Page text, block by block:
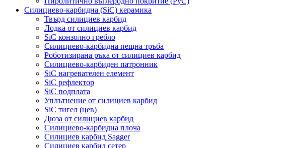
Силициево-карбидна (SiC) керамика
Твърд силициев карбид
Лодка от силициев карбид
SiC конзолно гребло
Силициево-карбидна пещна тръба
Роботизирана ръка от силициев карбид
Силициево-карбиден патронник
SiC нагревателен елемент
SiC рефлектор
SiC подплата
Уплътнение от силициев карбид
SiC тигел (цев)
Дюза от силициев карбид
Силициево-карбидна плоча
Силициев карбид Sagger
Силициев карбид сетер